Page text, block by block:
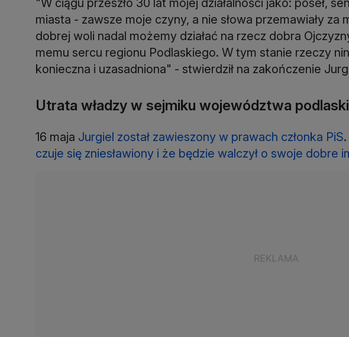
miasta - zawsze moje czyny, a nie słowa przemawiały za
dobrej woli nadal możemy działać na rzecz dobra
memu sercu regionu Podlaskiego. W tym stanie rzeczy
konieczna i uzasadniona" - stwierdził na zakończenie
Utrata władzy w sejmiku województwa
16 maja Jurgiel został zawieszony w prawach członka PiS
czuje się zniesławiony i że będzie walczył o swoje dobre